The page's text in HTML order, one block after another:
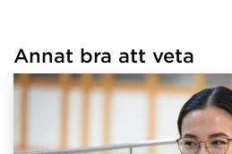
hämtat länkar.
Annat bra att veta